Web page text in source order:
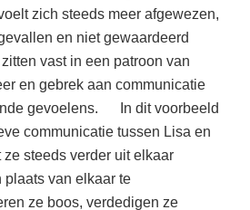
zich steeds meer afgewezen,
en niet gewaardeerd
vast in een patroon van
en gebrek aan communicatie
gevoelens. In dit voorbeeld
communicatie tussen Lisa en
ze steeds verder uit elkaar
plaats van elkaar te
ze boos, verdedigen ze